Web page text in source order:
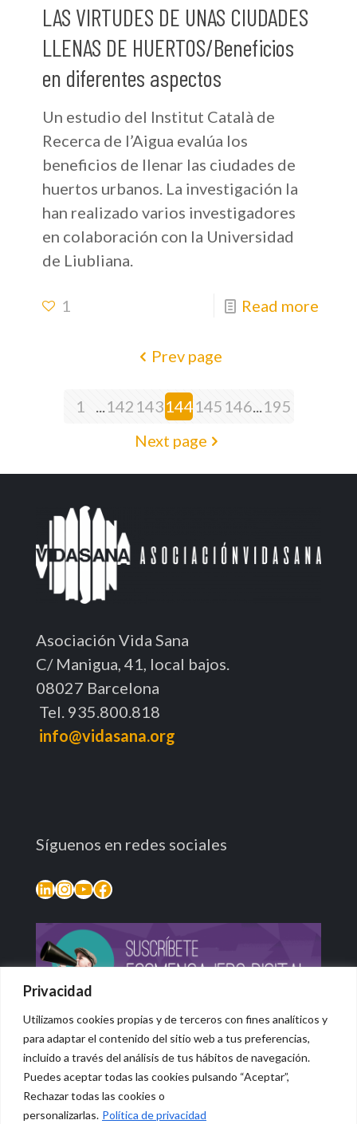
Privacidad
Utilizamos cookies propias y de terceros con fines analíticos y
para adaptar el contenido del sitio web a tus preferencias,
incluido a través del análisis de tus hábitos de navegación.
Puedes aceptar todas las cookies pulsando “Aceptar”,
Rechazar todas las cookies o
personalizarlas. Política de privacidad
LAS VIRTUDES DE UNAS CIUDADES
LLENAS DE HUERTOS/Beneficios
en diferentes aspectos
Un estudio del Institut Català de
Recerca de l’Aigua evalúa los
beneficios de llenar las ciudades de
huertos urbanos. La investigación la
han realizado varios investigadores
en colaboración con la Universidad
de Liubliana.
1 Read more
Prev page
1 ...142 143144145 146...195
Next page
Asociación Vida Sana
C/ Manigua, 41, local bajos.
08027 Barcelona
Tel. 935.800.818
info@vidasana.org
Síguenos en redes sociales
LinkedIn
Instagram
YouTube
Facebook
© 2026 Vidasana | All Rights Reserved